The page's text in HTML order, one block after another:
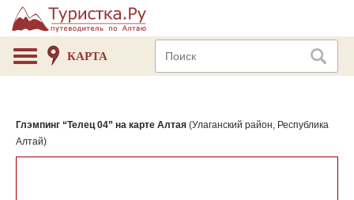
КАРТА
Глэмпинг “Телец 04” на карте Алтая (Улаганский район, Республика
Алтай)